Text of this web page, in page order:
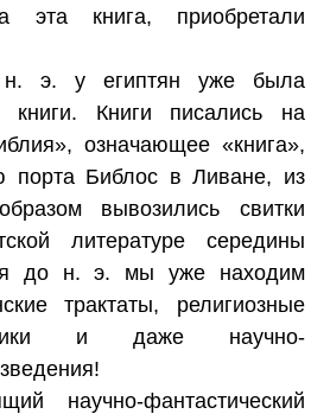
эта книга, приобретали
э. у египтян уже была
книги. Книги писались на
означающее «книга»,
порта Библос в Ливане, из
вывозились свитки
литературе середины
до н. э. мы уже находим
трактаты, религиозные
и даже научно-
научно-фантастический